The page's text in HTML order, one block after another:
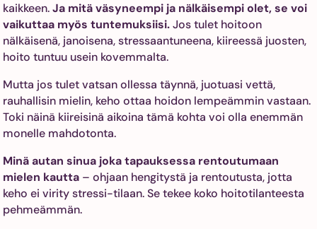
kaikkeen.Ja mitä väsyneempi ja nälkäisempi olet, se voi
vaikuttaa myös tuntemuksiisi.Jos tulet hoitoon
nälkäisenä, janoisena, stressaantuneena, kiireessä juosten,
hoito tuntuu usein kovemmalta.
Mutta jos tulet vatsan ollessa täynnä, juotuasi vettä,
rauhallisin mielin, keho ottaa hoidon lempeämmin vastaan.
Toki näinä kiireisinä aikoina tämä kohta voi olla enemmän
monelle mahdotonta.
Minä autan sinua joka tapauksessa rentoutumaan
mielen kautta – ohjaan hengitystä ja rentoutusta, jotta
keho ei virity stressi-tilaan. Se tekee koko hoitotilanteesta
pehmeämmän.